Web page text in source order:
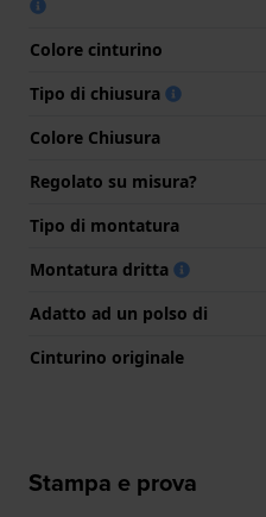
Colore cinturino
Tipo di chiusura
Colore Chiusura
Regolato su misura?
Tipo di montatura
Montatura dritta
Adatto ad un polso di
Cinturino originale
Stampa e prova